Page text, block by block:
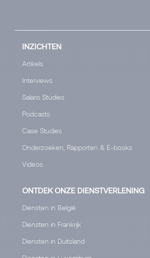
INZICHTEN
Artikels
Interviews
Salaris Studies
Podcasts
Case Studies
Onderzoeken, Rapporten & E-books
Videos
ONTDEK ONZE DIENSTVERLENING
Diensten in België
Diensten in Frankrijk
Diensten in Duitsland